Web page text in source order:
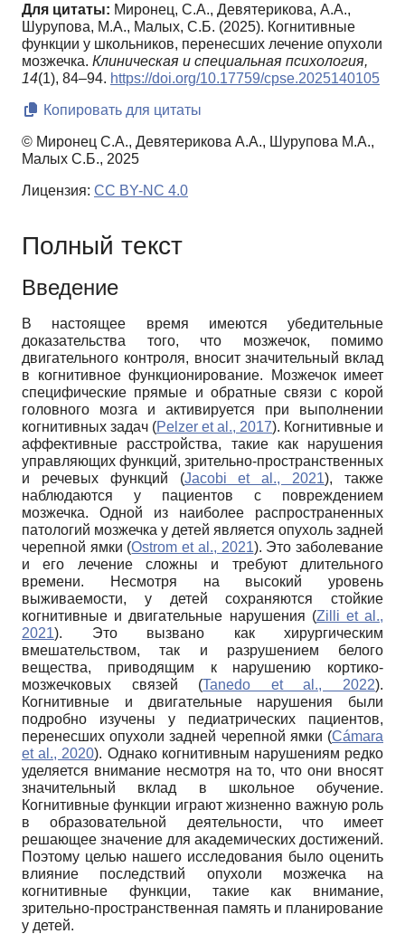
Для цитаты: Миронец, С.А., Девятерикова, А.А.,
Шурупова, М.А., Малых, С.Б. (2025). Когнитивные
функции у школьников, перенесших лечение опухоли
мозжечка. Клиническая и специальная психология,
14(1), 84–94. https://doi.org/10.17759/cpse.2025140105
Копировать для цитаты
© Миронец С.А., Девятерикова А.А., Шурупова М.А.,
Малых С.Б., 2025
Лицензия: CC BY-NC 4.0
Полный текст
Введение
В настоящее время имеются убедительные
доказательства того, что мозжечок, помимо
двигательного контроля, вносит значительный вклад
в когнитивное функционирование. Мозжечок имеет
специфические прямые и обратные связи с корой
головного мозга и активируется при выполнении
когнитивных задач (Pelzer et al., 2017). Когнитивные и
аффективные расстройства, такие как нарушения
управляющих функций, зрительно-пространственных
и речевых функций (Jacobi et al., 2021), также
наблюдаются у пациентов с повреждением
мозжечка. Одной из наиболее распространенных
патологий мозжечка у детей является опухоль задней
черепной ямки (Ostrom et al., 2021). Это заболевание
и его лечение сложны и требуют длительного
времени. Несмотря на высокий уровень
выживаемости, у детей сохраняются стойкие
когнитивные и двигательные нарушения (Zilli et al.,
2021). Это вызвано как хирургическим
вмешательством, так и разрушением белого
вещества, приводящим к нарушению кортико-
мозжечковых связей (Tanedo et al., 2022).
Когнитивные и двигательные нарушения были
подробно изучены у педиатрических пациентов,
перенесших опухоли задней черепной ямки (Cámara
et al., 2020). Однако когнитивным нарушениям редко
уделяется внимание несмотря на то, что они вносят
значительный вклад в школьное обучение.
Когнитивные функции играют жизненно важную роль
в образовательной деятельности, что имеет
решающее значение для академических достижений.
Поэтому целью нашего исследования было оценить
влияние последствий опухоли мозжечка на
когнитивные функции, такие как внимание,
зрительно-пространственная память и планирование
у детей.